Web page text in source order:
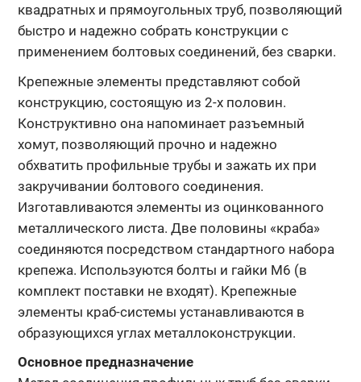
квадратных и прямоугольных труб, позволяющий
быстро и надежно собрать конструкции с
применением болтовых соединений, без сварки.
Крепежные элементы представляют собой
конструкцию, состоящую из 2-х половин.
Конструктивно она напоминает разъемный
хомут, позволяющий прочно и надежно
обхватить профильные трубы и зажать их при
закручивании болтового соединения.
Изготавливаются элементы из оцинкованного
металлического листа. Две половины «краба»
соединяются посредством стандартного набора
крепежа. Используются болты и гайки М6 (в
комплект поставки не входят). Крепежные
элементы краб-системы устанавливаются в
образующихся углах металлоконструкции.
Основное предназначение